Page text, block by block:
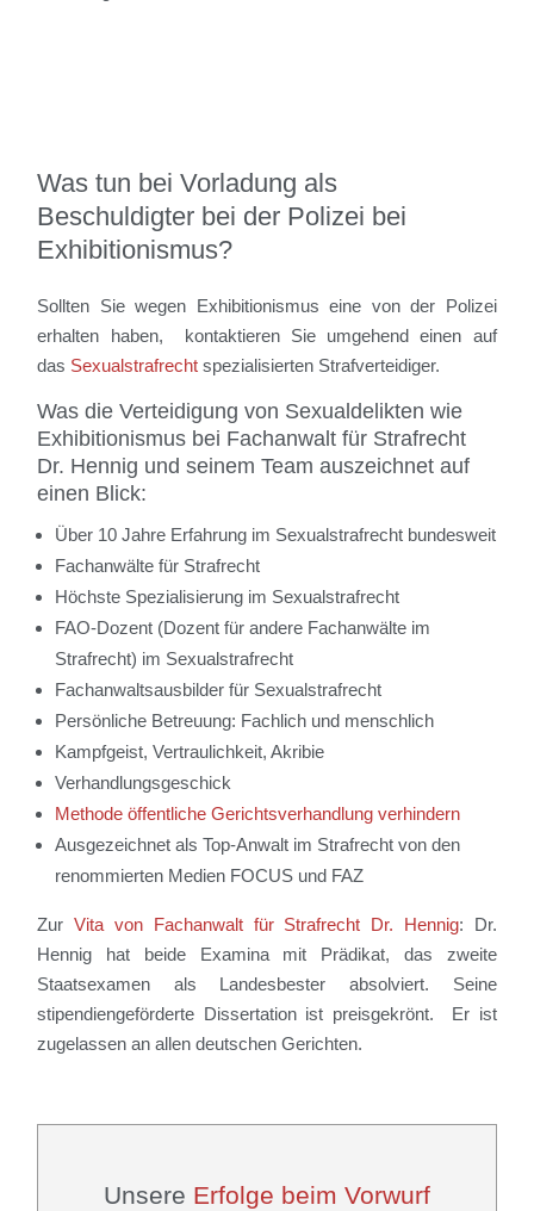
Was tun bei Vorladung als
Beschuldigter bei der Polizei bei
Exhibitionismus?
Sollten Sie wegen Exhibitionismus eine von der Polizei
erhalten haben, kontaktieren Sie umgehend einen auf
das Sexualstrafrecht spezialisierten Strafverteidiger.
Was die Verteidigung von Sexualdelikten wie
Exhibitionismus bei Fachanwalt für Strafrecht
Dr. Hennig und seinem Team auszeichnet auf
einen Blick:
Über 10 Jahre Erfahrung im Sexualstrafrecht bundesweit
Fachanwälte für Strafrecht
Höchste Spezialisierung im Sexualstrafrecht
FAO-Dozent (Dozent für andere Fachanwälte im
Strafrecht) im Sexualstrafrecht
Fachanwaltsausbilder für Sexualstrafrecht
Persönliche Betreuung: Fachlich und menschlich
Kampfgeist, Vertraulichkeit, Akribie
Verhandlungsgeschick
Methode öffentliche Gerichtsverhandlung verhindern
Ausgezeichnet als Top-Anwalt im Strafrecht von den
renommierten Medien FOCUS und FAZ
ZurVita von Fachanwalt für Strafrecht Dr. Hennig: Dr.
Hennig hat beide Examina mit Prädikat, das zweite
Staatsexamen als Landesbester absolviert. Seine
stipendiengeförderte Dissertation ist preisgekrönt. Er ist
zugelassen an allen deutschen Gerichten.
Unsere Erfolge beim Vorwurf